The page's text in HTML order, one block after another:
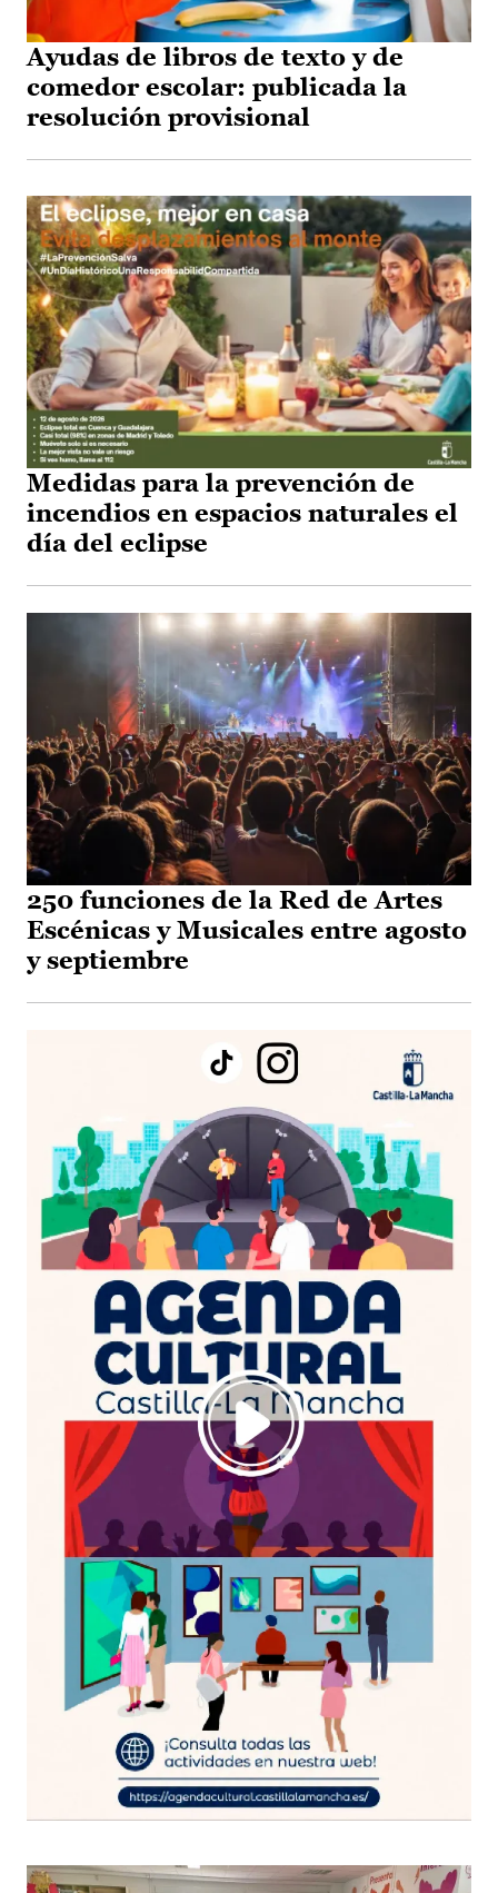
Ayudas de libros de texto y de
comedor escolar: publicada la
resolución provisional
Medidas para la prevención de
incendios en espacios naturales el
día del eclipse
250 funciones de la Red de Artes
Escénicas y Musicales entre agosto
y septiembre